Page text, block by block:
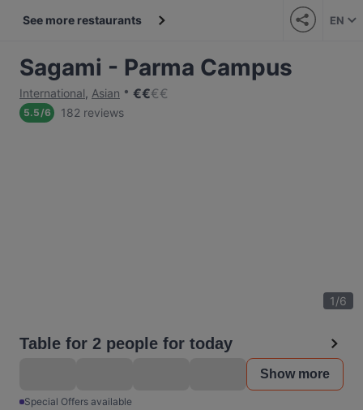
See more restaurants EN
Sagami - Parma Campus
International, Asian €€€€
5.5/6 182 reviews
1/6
Table for 2 people for today
Show more
Special Offers available